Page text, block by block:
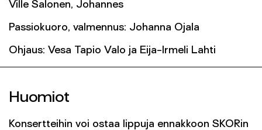
Ville Salonen, Johannes
Passiokuoro, valmennus: Johanna Ojala
Ohjaus: Vesa Tapio Valo ja Eija-Irmeli Lahti
Huomiot
Konsertteihin voi ostaa lippuja ennakkoon SKORin